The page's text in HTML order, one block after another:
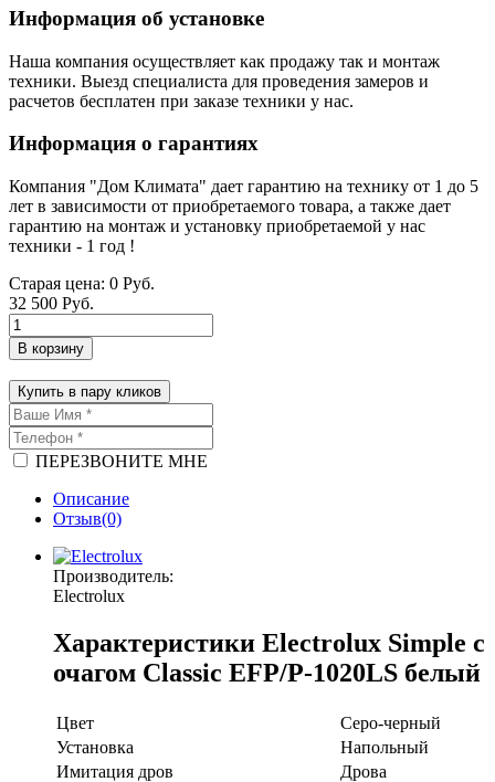
Информация об установке
Наша компания осуществляет как продажу так и монтаж
техники. Выезд специалиста для проведения замеров и
расчетов бесплатен при заказе техники у нас.
Информация о гарантиях
Компания "Дом Климата" дает гарантию на технику от 1 до 5
лет в зависимости от приобретаемого товара, а также дает
гарантию на монтаж и установку приобретаемой у нас
техники - 1 год !
Старая цена: 0 Руб.
32 500 Руб.
В корзину
Купить в пару кликов
ПЕРЕЗВОНИТЕ МНЕ
Описание
Отзыв(0)
Производитель:
Electrolux
Характеристики Electrolux Simple с
очагом Classic EFP/P-1020LS белый
Цвет
Серо-черный
Установка
Напольный
Имитация дров
Дрова